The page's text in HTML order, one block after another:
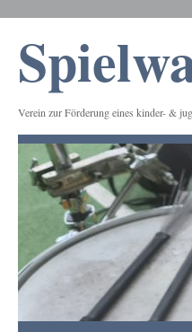
Verein zur Förderung eines kinder- &